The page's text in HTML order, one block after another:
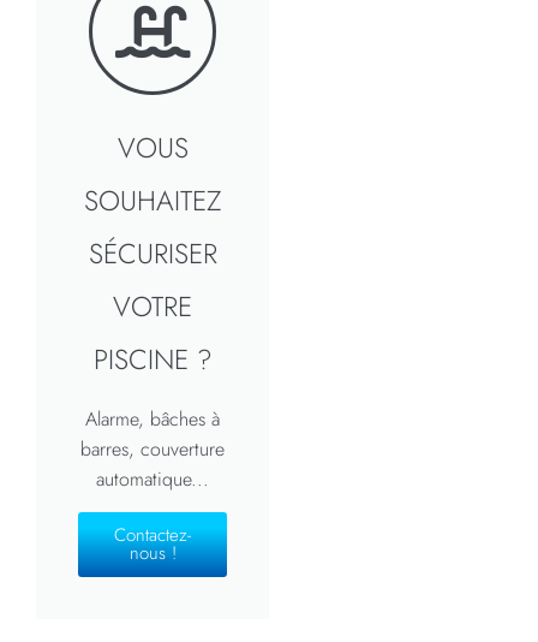
VOUS
SOUHAITEZ
SÉCURISER
VOTRE
PISCINE ?
Alarme, bâches à
barres, couverture
automatique...
Contactez-
nous !